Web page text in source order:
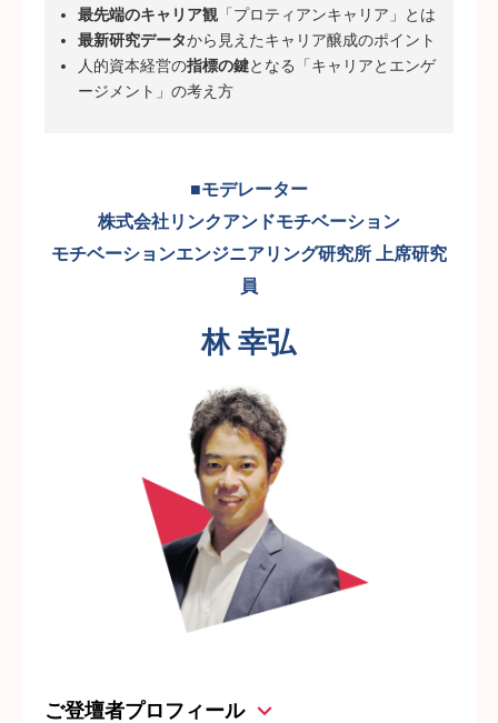
最先端のキャリア観 「プロティアンキャリア」とは
最新研究データから見えたキャリア醸成のポイント
人的資本経営の指標の鍵となる「キャリアとエンゲ
ージメント」の考え方
■モデレーター
株式会社リンクアンドモチベーション
モチベーションエンジニアリング研究所 上席研究
員
林 幸弘
ご登壇者プロフィール